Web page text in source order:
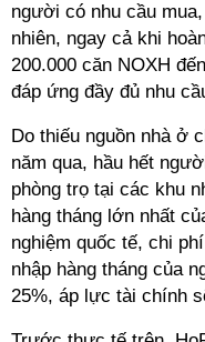
người có nhu cầu
nhiên, ngay cả khi
200.000 căn NOXH
đáp ứng đầy đủ nhu
Do thiếu nguồn nhà ở
năm qua, hầu hết
phòng trọ tại các khu
hàng tháng lớn nhất
nghiệm quốc tế, chi
nhập hàng tháng của
25%, áp lực tài chính